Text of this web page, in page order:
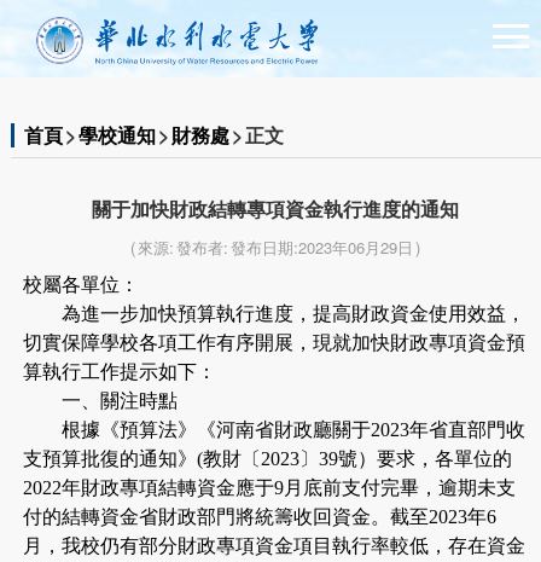
首頁>學校通知>財務處> 正文
關于加快財政結轉專項資金執行進度的通知
( 來源: 發布者: 發布日期:2023年06月29日 )
校屬各單位：
為進一步加快預算執行進度，提高財政資金使用效益，
切實保障學校各項工作有序開展，現就加快財政專項資金預
算執行工作提示如下：
一、關注時點
根據《預算法》《河南省財政廳關于2023年省直部門收
支預算批復的通知》(教財〔2023〕39號）要求，各單位的
2022年財政專項結轉資金應于9月底前支付完畢，逾期未支
付的結轉資金省財政部門將統籌收回資金。截至2023年6
月，我校仍有部分財政專項資金項目執行率較低，存在資金